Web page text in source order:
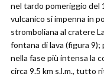
nel tardo pomeriggio del
vulcanico si impenna in
stromboliana al cratere
fontana di lava (figura 9);
nella fase più intensa la
circa 9.5 km s.l.m., tutto